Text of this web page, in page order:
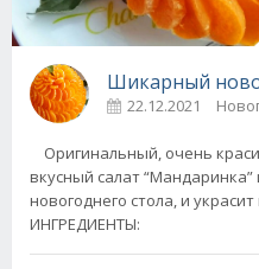
Шикарный
22.12.2021
Оригинальный, очень
вкусный салат
новогоднего стола, и
ИНГРЕДИЕНТЫ: